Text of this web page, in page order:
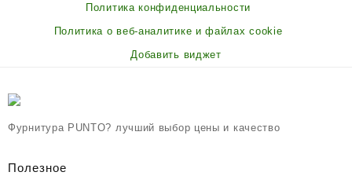
Политика конфиденциальности
Политика о веб-аналитике и файлах cookie
Добавить виджет
Фурнитура PUNTO? лучший выбор цены и качество
Полезное